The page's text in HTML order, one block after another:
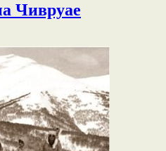
Чивруае